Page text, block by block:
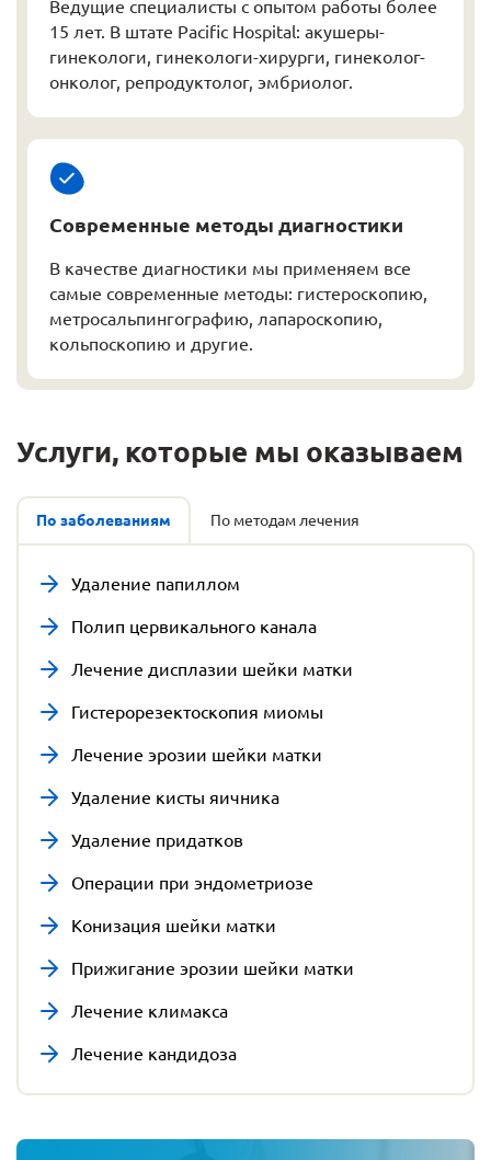
Ведущие специалисты с опытом работы более
15 лет. В штате Pacific Hospital: акушеры-
гинекологи, гинекологи-хирурги, гинеколог-
онколог, репродуктолог, эмбриолог.
Современные методы диагностики
В качестве диагностики мы применяем все
самые современные методы: гистероскопию,
метросальпингографию, лапароскопию,
кольпоскопию и другие.
Услуги, которые мы оказываем
По заболеваниям По методам лечения
Удаление папиллом
Полип цервикального канала
Лечение дисплазии шейки матки
Гистерорезектоскопия миомы
Лечение эрозии шейки матки
Удаление кисты яичника
Удаление придатков
Операции при эндометриозе
Конизация шейки матки
Прижигание эрозии шейки матки
Лечение климакса
Лечение кандидоза